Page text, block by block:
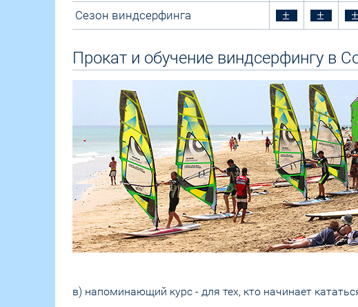
Сезон виндсерфинга
Прокат и обучение виндсерфингу в
в) напоминающий курс - для тех, кто начинает